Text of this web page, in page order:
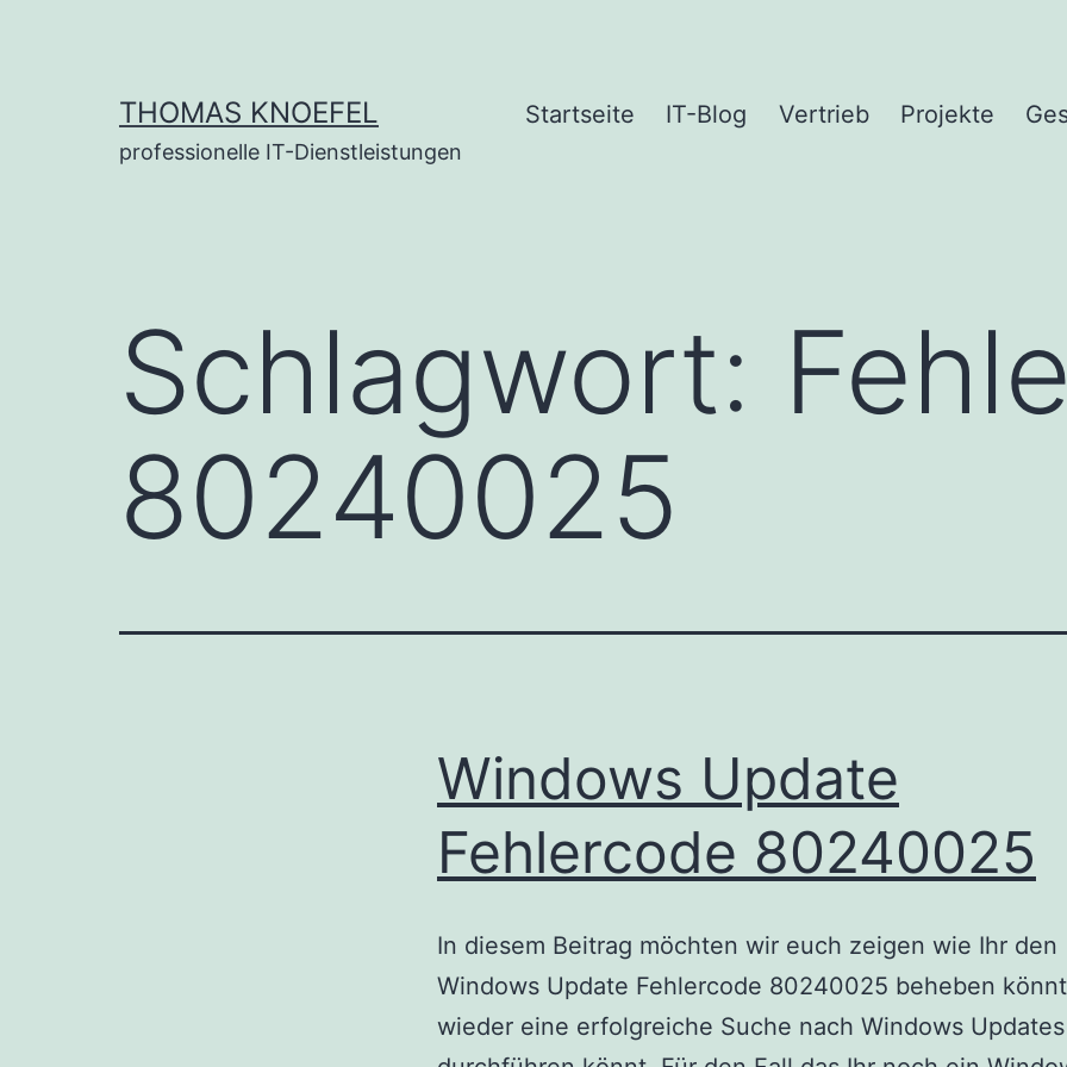
THOMAS KNOEFEL
professionelle IT-Dienstleistungen
Startseite IT-Blog Vertrieb Projekte
Schlagwort:
80240025
Windows Update
Fehlercode 80240025
In diesem Beitrag möchten wir euch zeigen wie Ihr den
Windows Update Fehlercode 80240025 beheben
wieder eine erfolgreiche Suche nach Windows Updates